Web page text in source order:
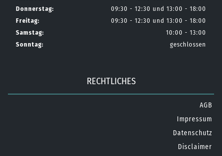
Donnerstag:
09:30 - 12:30 und 13:00 - 18:00
Freitag:
09:30 - 12:30 und 13:00 - 18:00
Samstag:
10:00 - 13:00
Sonntag:
geschlossen
RECHTLICHES
AGB
Impressum
Datenschutz
Disclaimer